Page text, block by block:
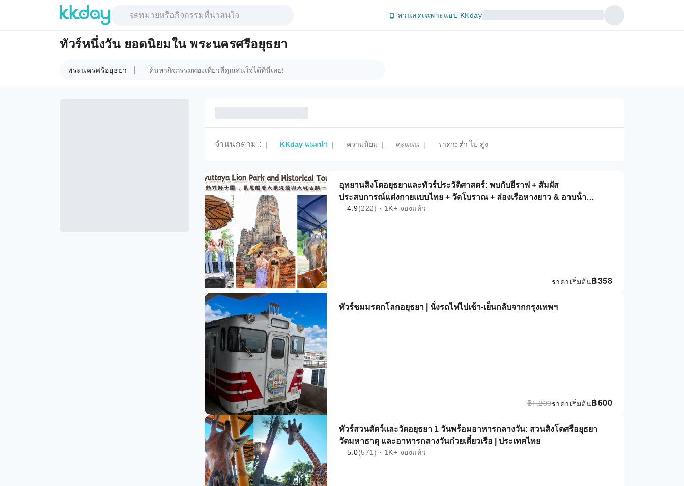
ส่วนลดเฉพาะแอป KKday
ทัวร์หนึ่งวัน ยอดนิยมใน พระนครศรีอยุธยา
พระนครศรีอยุธยา
จำแนกตาม : | KKday แนะนำ | ความนิยม | คะแนน | ราคา: ต่ำ ไป สูง
อุทยานสิงโตอยุธยาและทัวร์ประวัติศาสตร์: พบกับยีราฟ + สัมผัส
ประสบการณ์แต่งกายแบบไทย + วัดโบราณ + ล่องเรือหางยาว & อาบน้ํา
ช้าง | ประเทศไทย
4.9(222)・1K+ จองแล้ว
฿358
ราคาเริ่มต้น
ทัวร์ชมมรดกโลกอยุธยา | นั่งรถไฟไปเช้า-เย็นกลับจากกรุงเทพฯ
฿600
ราคาเริ่มต้น
฿1,200
ทัวร์สวนสัตว์และวัดอยุธยา 1 วันพร้อมอาหารกลางวัน: สวนสิงโตศรีอยุธยา
วัดมหาธาตุ และอาหารกลางวันก๋วยเตี๋ยวเรือ | ประเทศไทย
5.0(571)・1K+ จองแล้ว